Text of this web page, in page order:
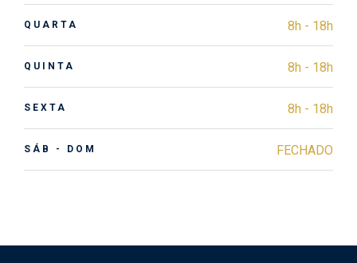
QUARTA 8h - 18h
QUINTA 8h - 18h
SEXTA 8h - 18h
SÁB - DOM FECHADO